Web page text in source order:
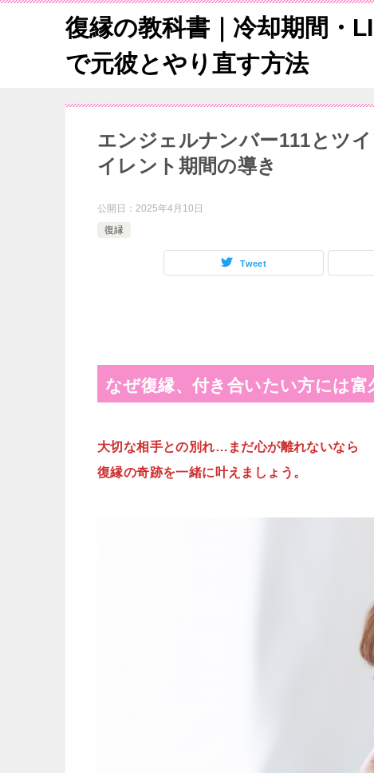
復縁の教科書｜冷却期間・
で元彼とやり直す方法
エンジェルナンバー111とツ
イレント期間の導き
公開日： 2025年4月10日
復縁
Tweet
なぜ復縁、付き合いたい方には富
大切な相手との別れ…まだ心が離れないなら
復縁の奇跡を一緒に叶えましょう。